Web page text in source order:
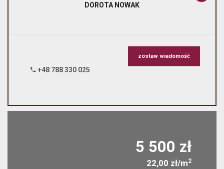
DOROTA NOWAK
+48 788 330 025
zostaw wiadomość
5 500 zł
22,00 zł/m2